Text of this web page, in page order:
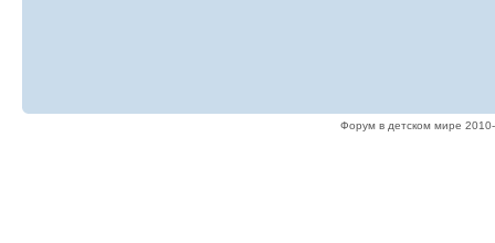
Форум в детском мире